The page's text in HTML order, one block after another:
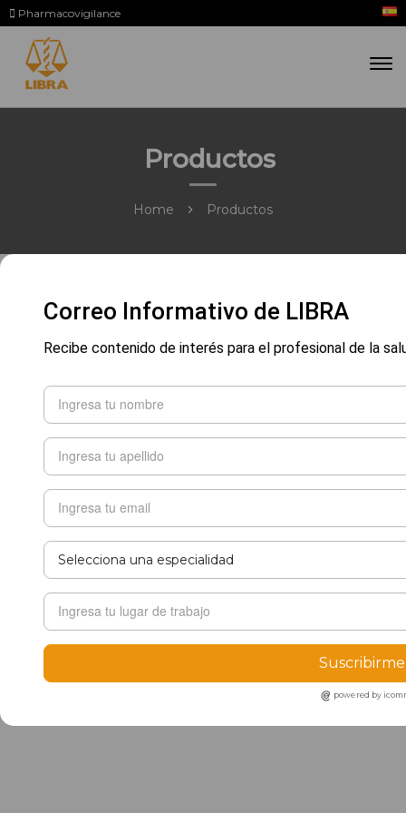
Pharmacovigilance
Productos
Home Productos
Correo Informativo de LIBRA
Recibe contenido de interés para el profesional de la
Suscribirme
powered by